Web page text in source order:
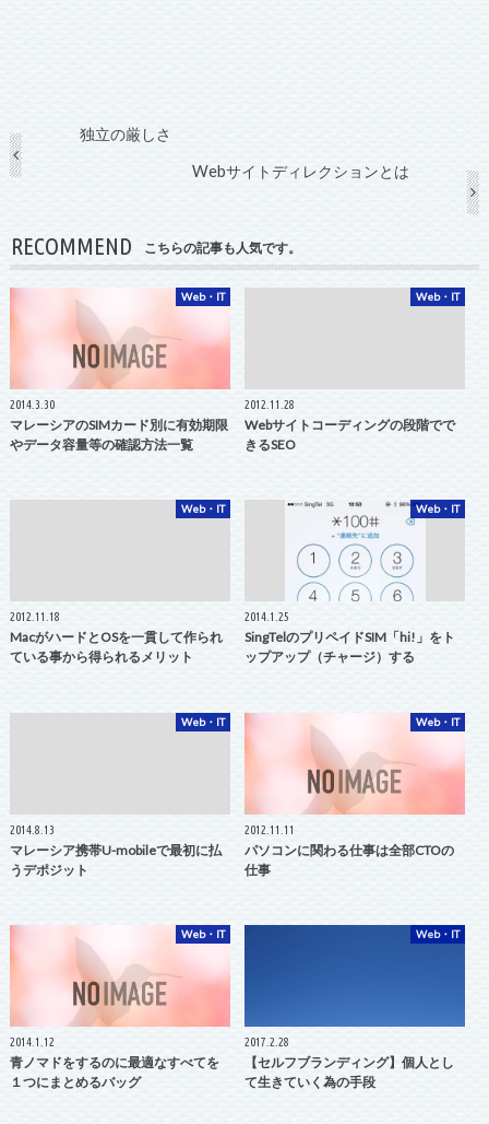
独立の厳しさ
Webサイトディレクションとは
RECOMMEND こちらの記事も人気です。
Web・IT
2014.3.30
マレーシアのSIMカード別に有効期限
やデータ容量等の確認方法一覧
Web・IT
2012.11.28
Webサイトコーディングの段階でで
きるSEO
Web・IT
2012.11.18
MacがハードとOSを一貫して作られ
ている事から得られるメリット
Web・IT
2014.1.25
SingTelのプリペイドSIM「hi!」をト
ップアップ（チャージ）する
Web・IT
2014.8.13
マレーシア携帯U-mobileで最初に払
うデポジット
Web・IT
2012.11.11
パソコンに関わる仕事は全部CTOの
仕事
Web・IT
2014.1.12
青ノマドをするのに最適なすべてを
１つにまとめるバッグ
Web・IT
2017.2.28
【セルフブランディング】個人とし
て生きていく為の手段